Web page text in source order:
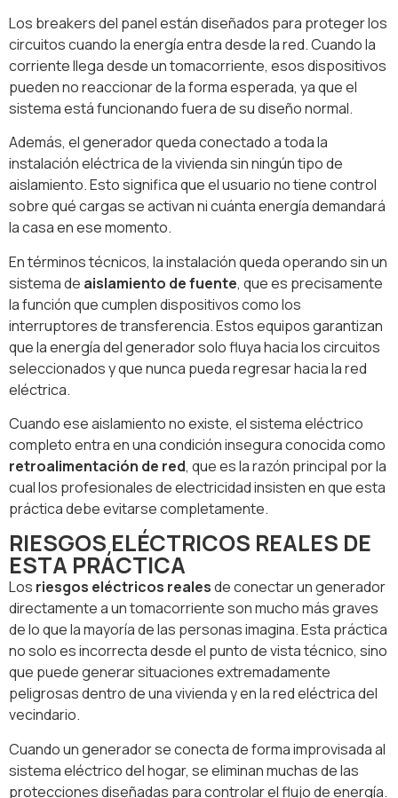
Los breakers del panel están diseñados para proteger los
circuitos cuando la energía entra desde la red. Cuando la
corriente llega desde un tomacorriente, esos dispositivos
pueden no reaccionar de la forma esperada, ya que el
sistema está funcionando fuera de su diseño normal.
Además, el generador queda conectado a toda la
instalación eléctrica de la vivienda sin ningún tipo de
aislamiento. Esto significa que el usuario no tiene control
sobre qué cargas se activan ni cuánta energía demandará
la casa en ese momento.
En términos técnicos, la instalación queda operando sin un
sistema de aislamiento de fuente, que es precisamente
la función que cumplen dispositivos como los
interruptores de transferencia. Estos equipos garantizan
que la energía del generador solo fluya hacia los circuitos
seleccionados y que nunca pueda regresar hacia la red
eléctrica.
Cuando ese aislamiento no existe, el sistema eléctrico
completo entra en una condición insegura conocida como
retroalimentación de red, que es la razón principal por la
cual los profesionales de electricidad insisten en que esta
práctica debe evitarse completamente.
RIESGOS ELÉCTRICOS REALES DE
ESTA PRÁCTICA
Los riesgos eléctricos realesde conectar un generador
directamente a un tomacorriente son mucho más graves
de lo que la mayoría de las personas imagina. Esta práctica
no solo es incorrecta desde el punto de vista técnico, sino
que puede generar situaciones extremadamente
peligrosas dentro de una vivienda y en la red eléctrica del
vecindario.
Cuando un generador se conecta de forma improvisada al
sistema eléctrico del hogar, se eliminan muchas de las
protecciones diseñadas para controlar el flujo de energía.